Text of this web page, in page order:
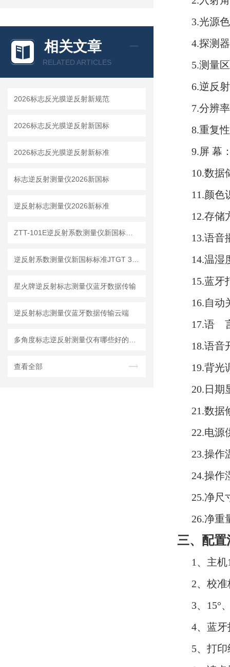
相关文章
RELATED ARTICLES
2026标志反光膜逆反射新规范
2026标志反光膜逆反射新国标
2026标志反光膜逆反射新标准
标志逆反射测量仪2026新国标
逆反射标志测量仪2026新标准
星火牌逆反射标志测量仪蓝牙数据传输
逆反射标志测量仪蓝牙数据传输云端
查看全部
3.光源
4.探测
5.测量
6.逆反
7.分辨
8.重复
9.屏 幕
10.数据
11.颜色
12.存储
13.语音
14.温湿
15.蓝牙
16.自动
17.语
18.语音
19.背光
20.日期
21.数据
22.电源
23.操
24.操作
25.净尺
26.净重
三、配置
1、主机
2、校
3、15°
4、蓝
5、打印